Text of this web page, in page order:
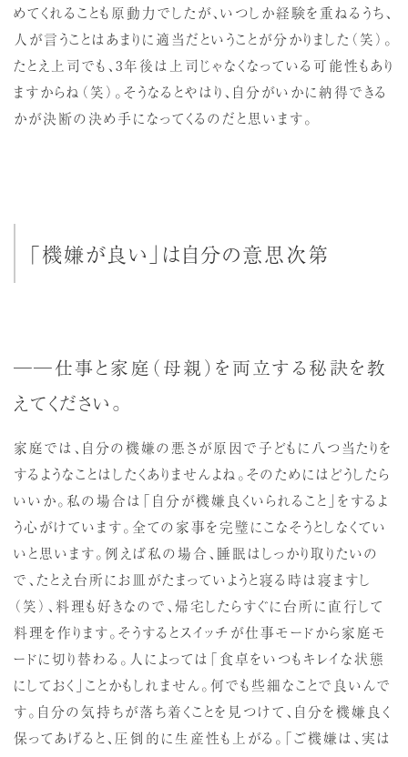
めてくれることも原動力でしたが、いつしか経験を重ねるうち、
人が言うことはあまりに適当だということが分かりました（笑）。
たとえ上司でも、3年後は上司じゃなくなっている可能性もあり
ますからね（笑）。そうなるとやはり、自分がいかに納得できる
かが決断の決め手になってくるのだと思います。
「機嫌が良い」は自分の意思次第
──仕事と家庭（母親）を両立する秘訣を教
えてください。
家庭では、自分の機嫌の悪さが原因で子どもに八つ当たりを
するようなことはしたくありませんよね。そのためにはどうしたら
いいか。私の場合は「自分が機嫌良くいられること」をするよ
う心がけています。全ての家事を完璧にこなそうとしなくてい
いと思います。例えば私の場合、睡眠はしっかり取りたいの
で、たとえ台所にお皿がたまっていようと寝る時は寝ますし
（笑）、料理も好きなので、帰宅したらすぐに台所に直行して
料理を作ります。そうするとスイッチが仕事モードから家庭モ
ードに切り替わる。人によっては「食卓をいつもキレイな状態
にしておく」ことかもしれません。何でも些細なことで良いんで
す。自分の気持ちが落ち着くことを見つけて、自分を機嫌良く
保ってあげると、圧倒的に生産性も上がる。「ご機嫌は、実は